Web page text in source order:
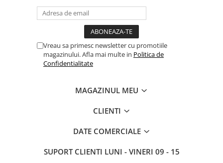
Vreau sa primesc newsletter cu promotiile
magazinului. Afla mai multe in Politica de
Confidentialitate
MAGAZINUL MEU
CLIENTI
DATE COMERCIALE
SUPORT CLIENTI LUNI - VINERI 09 - 15